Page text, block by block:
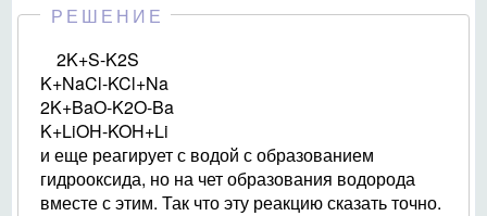
РЕШЕНИЕ
2K+S-K2S
K+NaCl-KCl+Na
2K+BaO-K2O-Ba
K+LiOH-KOH+Li
и еще реагирует с водой с образованием
гидрооксида, но на чет образования водорода
вместе с этим. Так что эту реакцию сказать точно.